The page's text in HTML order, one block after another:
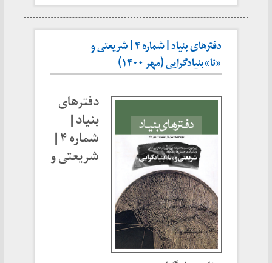
دفترهای بنیاد | شماره ۴ | شریعتی و
«نا»بنیادگرایی (مهر ۱۴۰۰)
دفترهای
بنیاد |
شماره ۴ |
شریعتی و